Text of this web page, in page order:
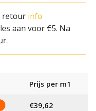
retour info
aan voor €5. Na
Prijs per m1
€39,62